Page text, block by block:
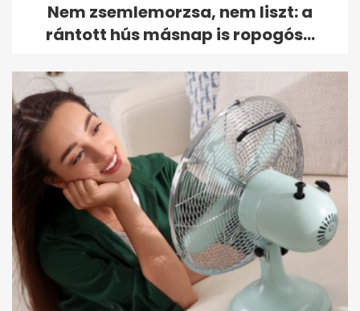
Nem zsemlemorzsa, nem liszt: a
rántott hús másnap is ropogós...